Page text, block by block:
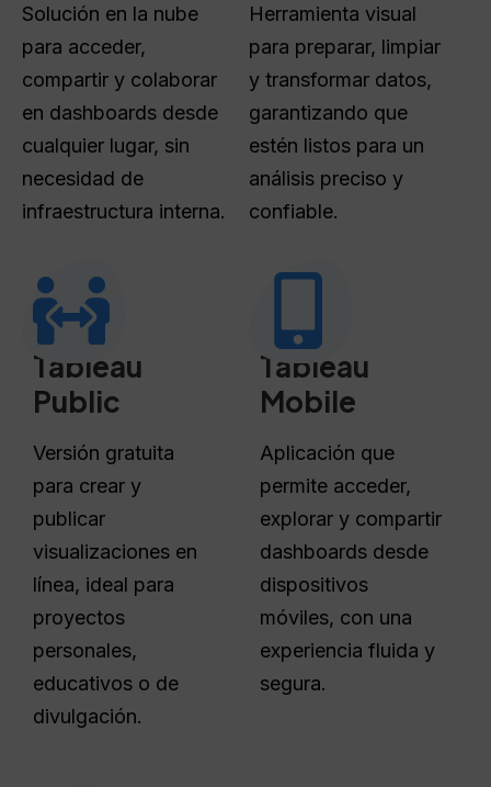
Solución en la nube
para acceder,
compartir y colaborar
en dashboards desde
cualquier lugar, sin
necesidad de
infraestructura interna.
Tableau
Public
Versión gratuita
para crear y
publicar
visualizaciones en
línea, ideal para
proyectos
personales,
educativos o de
divulgación.
Herramienta visual
para preparar, limpiar
y transformar datos,
garantizando que
estén listos para un
análisis preciso y
confiable.
Tableau
Mobile
Aplicación que
permite acceder,
explorar y compartir
dashboards desde
dispositivos
móviles, con una
experiencia fluida y
segura.